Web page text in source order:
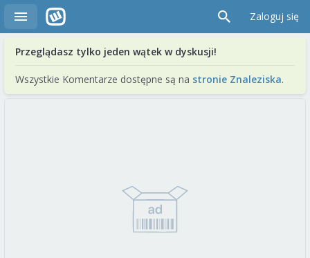
Zaloguj się
Przeglądasz tylko jeden wątek w dyskusji!
Wszystkie Komentarze dostępne są na stronie Znaleziska.